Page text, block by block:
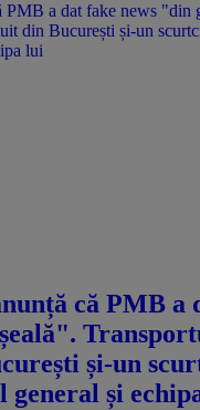
a dat fake news "din
din București și-un
lui
că PMB a
și-un
și